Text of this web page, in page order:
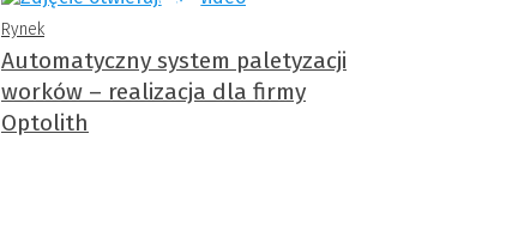
Rynek
Automatyczny system paletyzacji
worków – realizacja dla firmy
Optolith